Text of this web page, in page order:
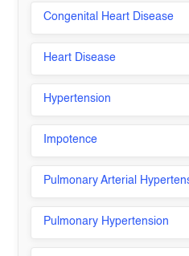
Congenital Heart Disease
Heart Disease
Hypertension
Impotence
Pulmonary Arterial
Pulmonary Hypertension